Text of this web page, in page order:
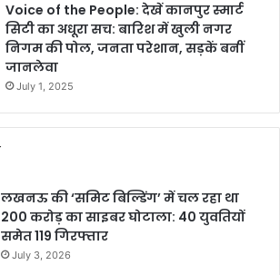
Voice of the People: देखें कानपुर स्मार्ट
सिटी का अधूरा सच: बारिश में खुली नगर
निगम की पोल, जनता परेशान, सड़कें बनीं
जानलेवा
July 1, 2025
लखनऊ की ‘समिट बिल्डिंग’ में चल रहा था
200 करोड़ का साइबर घोटाला: 40 युवतियों
समेत 119 गिरफ्तार
July 3, 2026